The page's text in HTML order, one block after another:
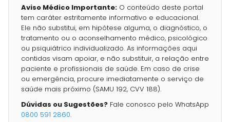
Aviso Médico Importante: O conteúdo deste portal
tem caráter estritamente informativo e educacional.
Ele não substitui, em hipótese alguma, o diagnóstico, o
tratamento ou o aconselhamento médico, psicológico
ou psiquiátrico individualizado. As informações aqui
contidas visam apoiar, e não substituir, a relação entre
paciente e profissionais de saúde. Em caso de crise
ou emergência, procure imediatamente o serviço de
saúde mais próximo (SAMU 192, CVV 188).
Dúvidas ou Sugestões? Fale conosco pelo WhatsApp
0800 591 2860.